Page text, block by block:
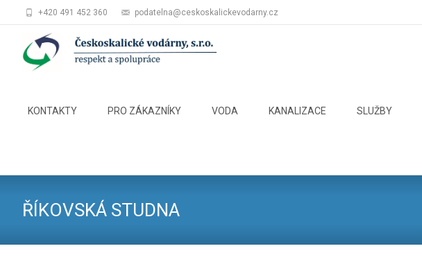
+420 491 452 360 podatelna@ceskoskalickevodarny.cz
KONTAKTY PRO ZÁKAZNÍKY VODA KANALIZACE SLUŽBY
ŘÍKOVSKÁ STUDNA